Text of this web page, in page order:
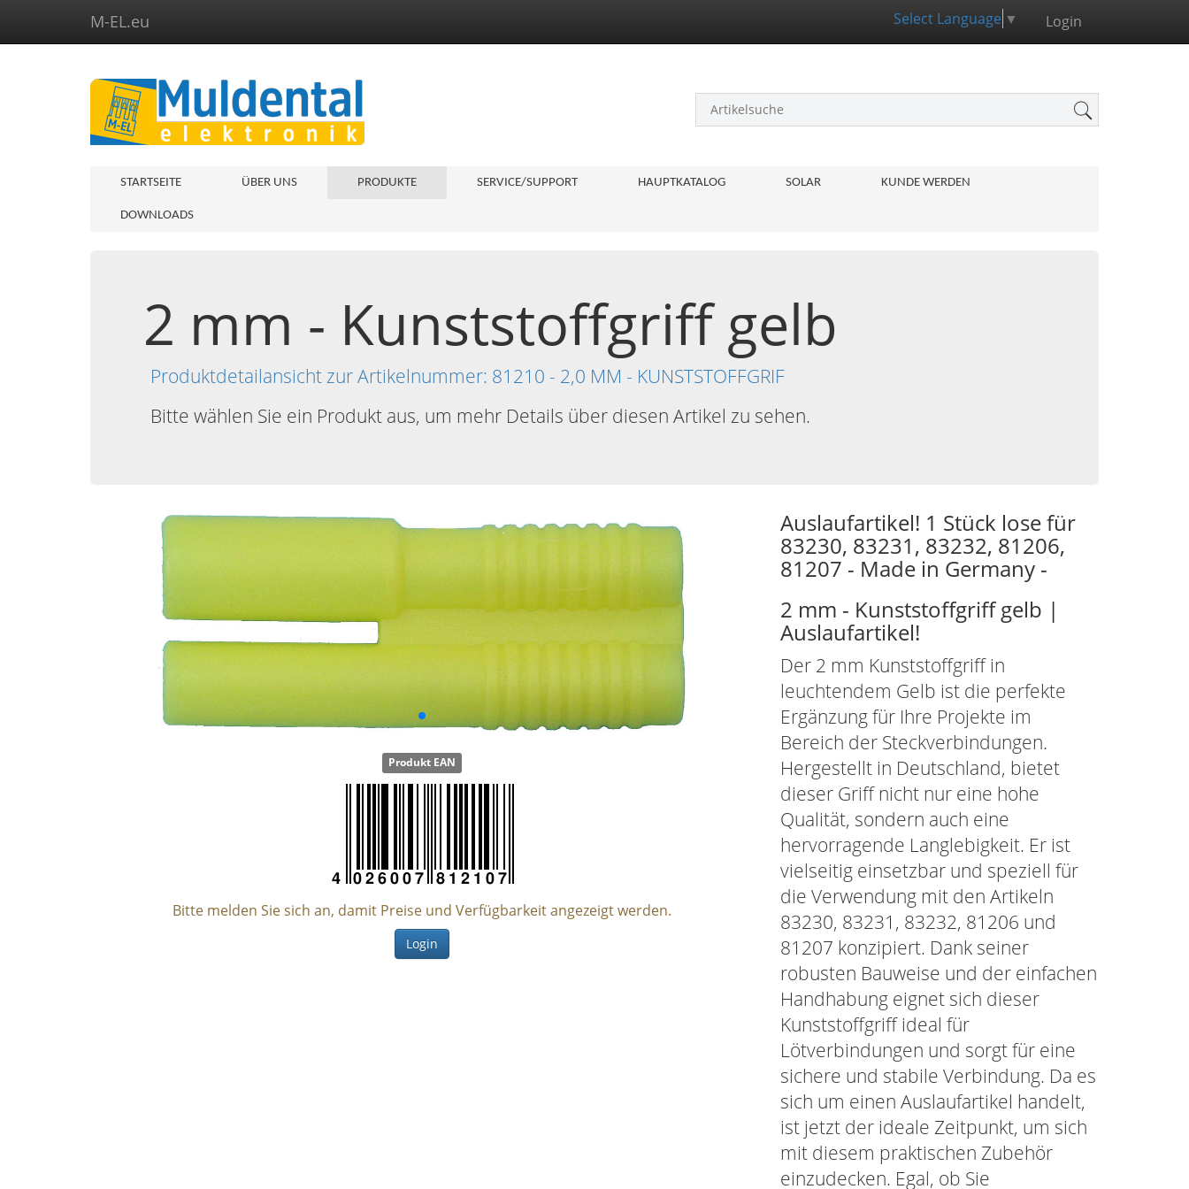
M-EL.eu Select Language ▼ Login
STARTSEITE ÜBER UNS PRODUKTE SERVICE/SUPPORT HAUPTKATALOG SOLAR KUNDE WERDEN
DOWNLOADS
2 mm - Kunststoffgriff gelb
Produktdetailansicht zur Artikelnummer: 81210 - 2,0 MM - KUNSTSTOFFGRIF
Bitte wählen Sie ein Produkt aus, um mehr Details über diesen Artikel zu sehen.
Produkt EAN
Bitte melden Sie sich an, damit Preise und Verfügbarkeit angezeigt werden.
Login
Auslaufartikel! 1 Stück lose für
83230, 83231, 83232, 81206,
81207 - Made in Germany -
2 mm - Kunststoffgriff gelb |
Auslaufartikel!
Der 2 mm Kunststoffgriff in
leuchtendem Gelb ist die perfekte
Ergänzung für Ihre Projekte im
Bereich der Steckverbindungen.
Hergestellt in Deutschland, bietet
dieser Griff nicht nur eine hohe
Qualität, sondern auch eine
hervorragende Langlebigkeit. Er ist
vielseitig einsetzbar und speziell für
die Verwendung mit den Artikeln
83230, 83231, 83232, 81206 und
81207 konzipiert. Dank seiner
robusten Bauweise und der einfachen
Handhabung eignet sich dieser
Kunststoffgriff ideal für
Lötverbindungen und sorgt für eine
sichere und stabile Verbindung. Da es
sich um einen Auslaufartikel handelt,
ist jetzt der ideale Zeitpunkt, um sich
mit diesem praktischen Zubehör
einzudecken. Egal, ob Sie